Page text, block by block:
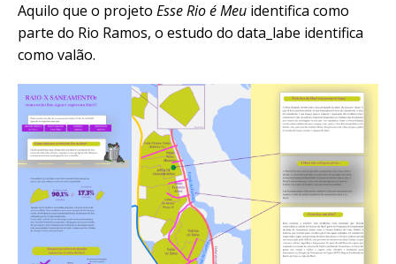
Aquilo que o projeto Esse Rio é Meu identifica como
parte do Rio Ramos, o estudo do data_labe identifica
como valão.